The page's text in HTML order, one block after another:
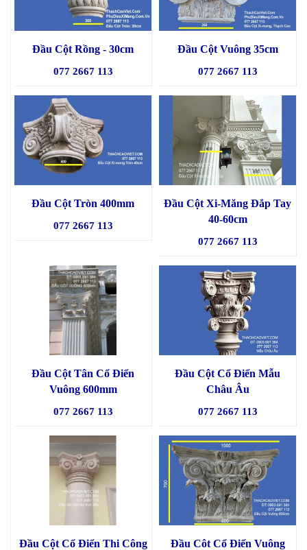
Đầu Cột Rồng - 30cm
077 2667 113
Đầu Cột Vuông 35cm
077 2667 113
Đầu Cột Tròn 400mm
077 2667 113
Đầu Cột Xi-Măng Đắp Tay
40-60cm
077 2667 113
Đầu Cột Tân Cổ Điển
Vuông 600mm
077 2667 113
Đầu Cột Cổ Điển Mẫu
Châu Âu
077 2667 113
Đầu Cột Cổ Điển Thi Công
Đầu Côt Cổ Điển Vuông